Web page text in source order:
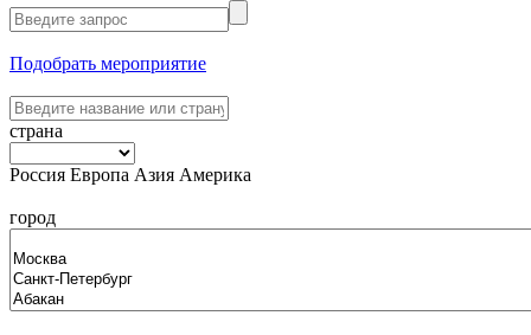
Подобрать мероприятие
страна
Россия Европа Азия Америка
город